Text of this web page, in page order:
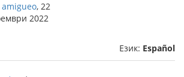
amigueo, 22
2022
Език: Español